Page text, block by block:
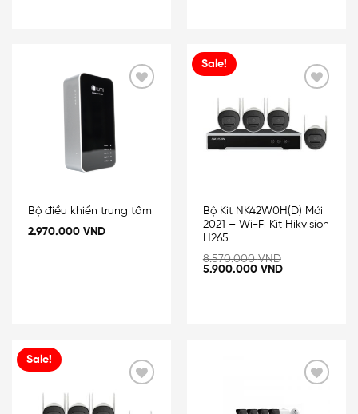
Bộ điều khiển trung tâm
2.970.000 VND
Sale!
wishlist
Bộ Kit NK42W0H(D) Mới
2021 – Wi-Fi Kit Hikvision
H265
8.570.000VND
5.900.000 VND
Sale!